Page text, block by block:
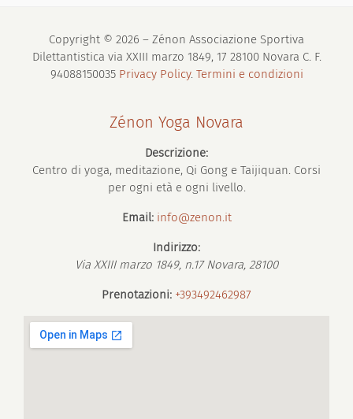
Copyright © 2026 – Zénon Associazione Sportiva
Dilettantistica via XXIII marzo 1849, 17 28100 Novara C. F.
94088150035 Privacy Policy. Termini e condizioni
Zénon Yoga Novara
Descrizione:
Centro di yoga, meditazione, Qi Gong e Taijiquan. Corsi
per ogni età e ogni livello.
Email: info@zenon.it
Indirizzo:
Via XXIII marzo 1849, n.17 Novara, 28100
Prenotazioni: +393492462987